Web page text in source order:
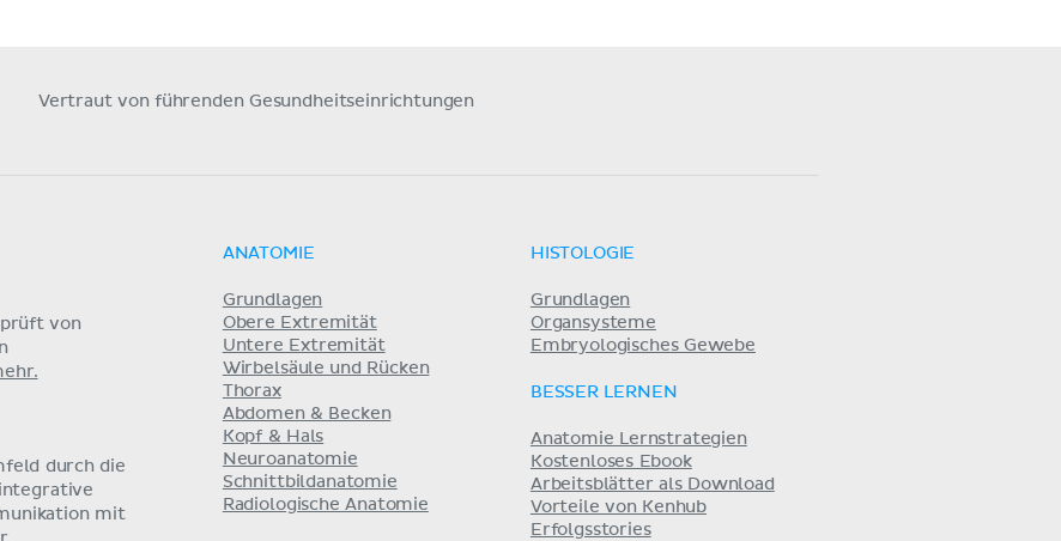
Vertraut von führenden Gesundheitseinrichtungen
von
durch die
mit
ANATOMIE
Grundlagen
Obere Extremität
Untere Extremität
Wirbelsäule und Rücken
Thorax
Abdomen & Becken
Kopf & Hals
Neuroanatomie
Schnittbildanatomie
Radiologische Anatomie
HISTOLOGIE
Grundlagen
Organsysteme
Embryologisches Gewebe
BESSER LERNEN
Anatomie Lernstrategien
Kostenloses Ebook
Arbeitsblätter als Download
Vorteile von Kenhub
Erfolgsstories